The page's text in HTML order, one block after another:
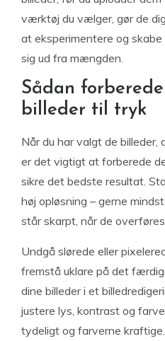
værktøj du vælger, gør de
at eksperimentere og
sig ud fra mængden.
Sådan
billeder til tryk
Når du har valgt de billeder,
er det vigtigt at forberede
sikre det bedste resultat.
høj opløsning – gerne
står skarpt, når de
Undgå slørede eller
fremstå uklare på det
dine billeder i et
justere lys, kontrast og
tydeligt og farverne kraftige.